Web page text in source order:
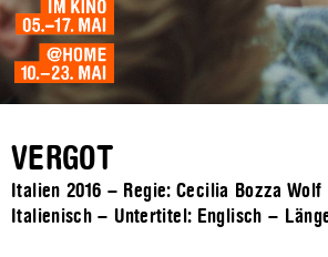
VERGOT
Italien 2016 – Regie: Cecilia Bozza
Italienisch – Untertitel: Englisch –